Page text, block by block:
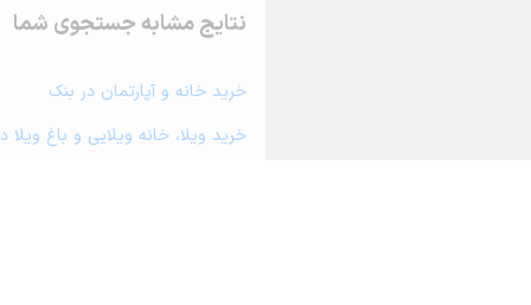
نتایج مشابه جستجوی شما
خرید خانه و آپارتمان در بنک
خرید ویلا، خانه ویلایی و باغ ویلا